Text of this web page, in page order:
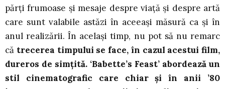
părți frumoase și mesaje despre viață și despre artă
care sunt valabile astăzi în aceeași măsură ca și în
anul realizării. În același timp, nu pot să nu remarc
că trecerea timpului se face, în cazul acestui film,
dureros de simțită. ‘Babette’s Feast’ abordează un
stil cinematografic care chiar și în anii ’80